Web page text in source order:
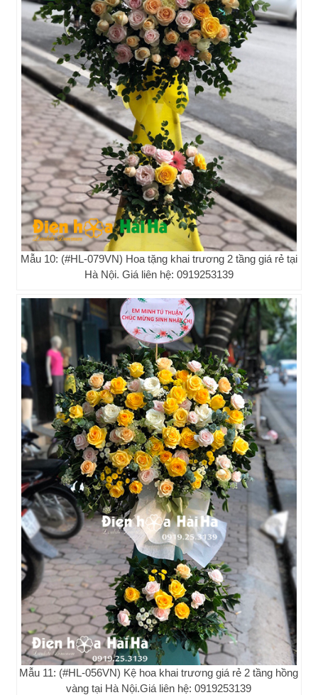
Mẫu 10: (#HL-079VN) Hoa tặng khai trương 2 tầng giá rẻ tại
Hà Nội. Giá liên hệ: 0919253139
Mẫu 11: (#HL-056VN) Kệ hoa khai trương giá rẻ 2 tầng hồng
vàng tại Hà Nội.Giá liên hệ: 0919253139